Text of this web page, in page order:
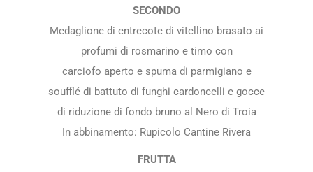
SECONDO
Medaglione di entrecote di vitellino brasato ai
profumi di rosmarino e timo con
carciofo aperto e spuma di parmigiano e
soufflé di battuto di funghi cardoncelli e gocce
di riduzione di fondo bruno al Nero di Troia
In abbinamento: Rupicolo Cantine Rivera
FRUTTA